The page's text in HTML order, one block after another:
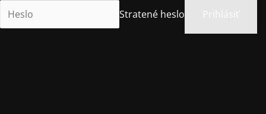
Stratené heslo